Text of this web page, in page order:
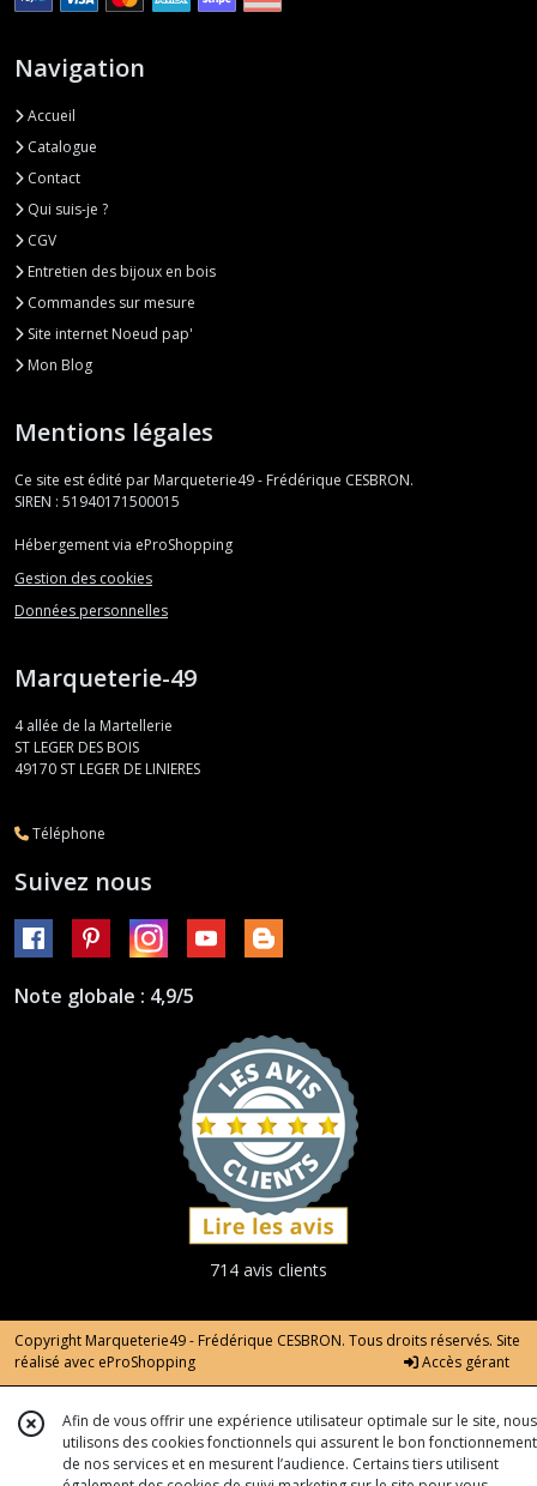
Navigation
Accueil
Catalogue
Contact
Qui suis-je ?
CGV
Entretien des bijoux en bois
Commandes sur mesure
Site internet Noeud pap'
Mon Blog
Mentions légales
Ce site est édité par Marqueterie49 - Frédérique CESBRON.
SIREN : 51940171500015
Hébergement via eProShopping
Gestion des cookies
Données personnelles
Marqueterie-49
4 allée de la Martellerie
ST LEGER DES BOIS
49170 ST LEGER DE LINIERES
Téléphone
Suivez nous
Note globale : 4,9/5
714 avis clients
Copyright Marqueterie49 - Frédérique CESBRON. Tous droits réservés. Site
réalisé avec eProShopping Accès gérant
Afin de vous offrir une expérience utilisateur optimale sur le site, nous
utilisons des cookies fonctionnels qui assurent le bon fonctionnement
de nos services et en mesurent l’audience. Certains tiers utilisent